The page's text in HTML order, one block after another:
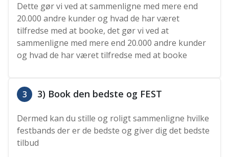
Dette gør vi ved at sammenligne med mere end
20.000 andre kunder og hvad de har været
tilfredse med at booke, det gør vi ved at
sammenligne med mere end 20.000 andre kunder
og hvad de har været tilfredse med at booke
3 3) Book den bedste og FEST
Dermed kan du stille og roligt sammenligne hvilke
festbands der er de bedste og giver dig det bedste
tilbud